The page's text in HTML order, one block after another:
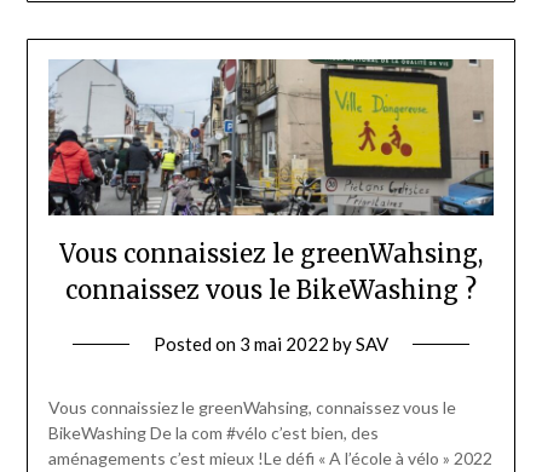
Vous connaissiez le greenWahsing,
connaissez vous le BikeWashing ?
Posted on 3 mai 2022 bySAV
Vous connaissiez le greenWahsing, connaissez vous le
BikeWashing De la com #vélo c’est bien, des
aménagements c’est mieux !Le défi « A l’école à vélo » 2022